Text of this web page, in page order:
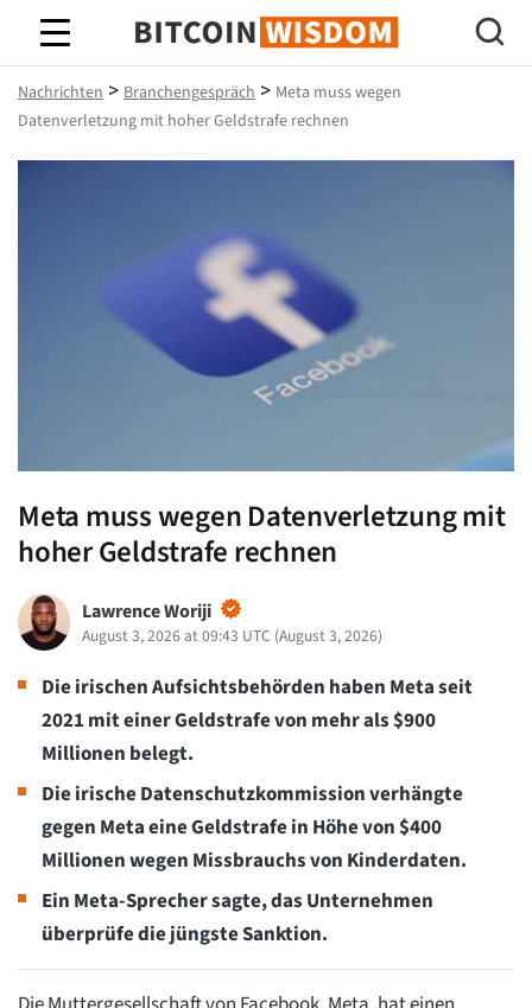
Bitcoin-Weisheit
Nachrichten > Branchengespräch > Meta muss wegen
Datenverletzung mit hoher Geldstrafe rechnen
Meta muss wegen Datenverletzung mit
hoher Geldstrafe rechnen
Lawrence Woriji
August 3, 2026 at 09:43 UTC (August 3, 2026)
Die irischen Aufsichtsbehörden haben Meta seit
2021 mit einer Geldstrafe von mehr als $900
Millionen belegt.
Die irische Datenschutzkommission verhängte
gegen Meta eine Geldstrafe in Höhe von $400
Millionen wegen Missbrauchs von Kinderdaten.
Ein Meta-Sprecher sagte, das Unternehmen
überprüfe die jüngste Sanktion.